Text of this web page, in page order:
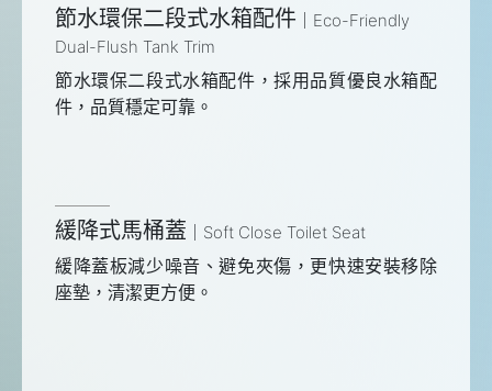
節水環保二段式水箱配件
Eco-Friendly
Dual-Flush Tank Trim
節水環保二段式水箱配件，採用品質優良水箱配
件，品質穩定可靠。
緩降式馬桶蓋 Soft Close Toilet Seat
緩降蓋板減少噪音、避免夾傷，更快速安裝移除
座墊，清潔更方便。